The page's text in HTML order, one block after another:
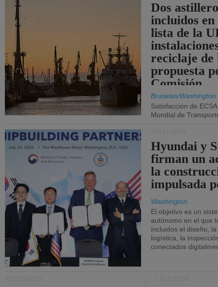
Dos
incluidos
lista de la
reciclaje de
propuesta
Comisión.
Bruselas/Washington
Satisfacción de
Mundial de
Hyundai y
firman un
la
impulsada
Washington
El objetivo es un
autónomo en el que
incluidos el diseño,
logística, la
conectados